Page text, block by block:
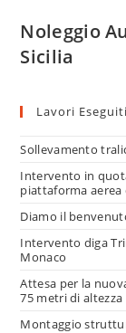
Noleggio
Sicilia
Lavori
Sollevamento
Intervento in
piattaforma aerea
Diamo il
Intervento diga
Monaco
Attesa per la
75 metri di altezza
Montaggio